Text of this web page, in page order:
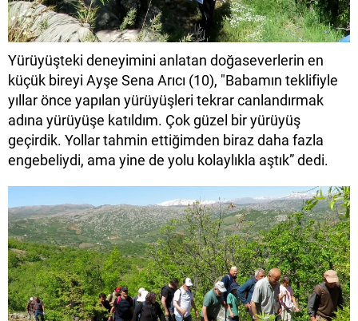
Yürüyüşteki deneyimini anlatan doğaseverlerin en
küçük bireyi Ayşe Sena Arıcı (10), "Babamın teklifiyle
yıllar önce yapılan yürüyüşleri tekrar canlandırmak
adına yürüyüşe katıldım. Çok güzel bir yürüyüş
geçirdik. Yollar tahmin ettiğimden biraz daha fazla
engebeliydi, ama yine de yolu kolaylıkla aştık” dedi.